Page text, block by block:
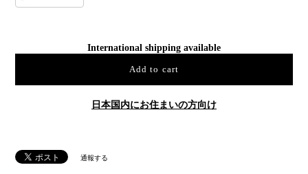
International shipping available
Add to cart
日本国内にお住まいの方向け
通報する